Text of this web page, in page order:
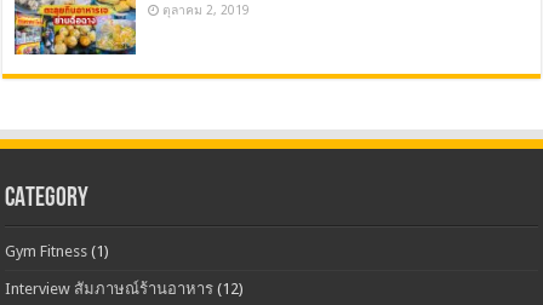
ตุลาคม 2, 2019
CATEGORY
Gym Fitness (1)
Interview สัมภาษณ์ร้านอาหาร (12)